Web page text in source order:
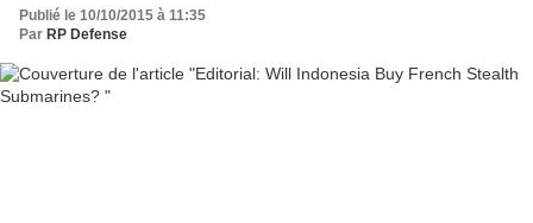
Publié le 10/10/2015 à 11:35
Par RP Defense